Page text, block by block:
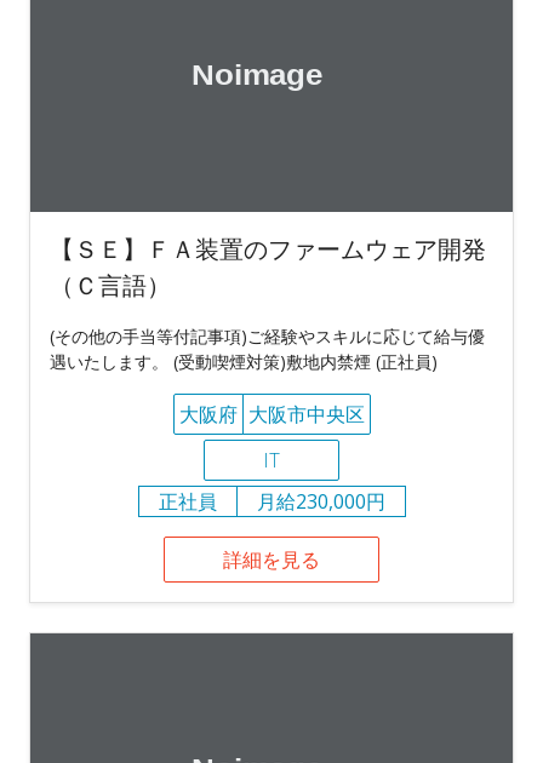
【ＳＥ】ＦＡ装置のファームウェア開発
（Ｃ言語）
(その他の手当等付記事項)ご経験やスキルに応じて給与優
遇いたします。 (受動喫煙対策)敷地内禁煙 (正社員)
大阪府 大阪市中央区
IT
正社員
月給230,000円
詳細を見る